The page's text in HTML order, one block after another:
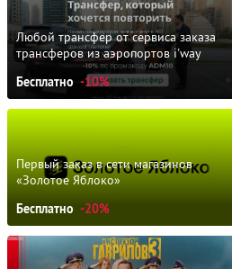
Любой трансфер от сервиса заказа
трансферов из аэропортов i'way
Бесплатно -10%
Первый заказ в сети магазинов
«Золотое Яблоко»
Бесплатно -20%